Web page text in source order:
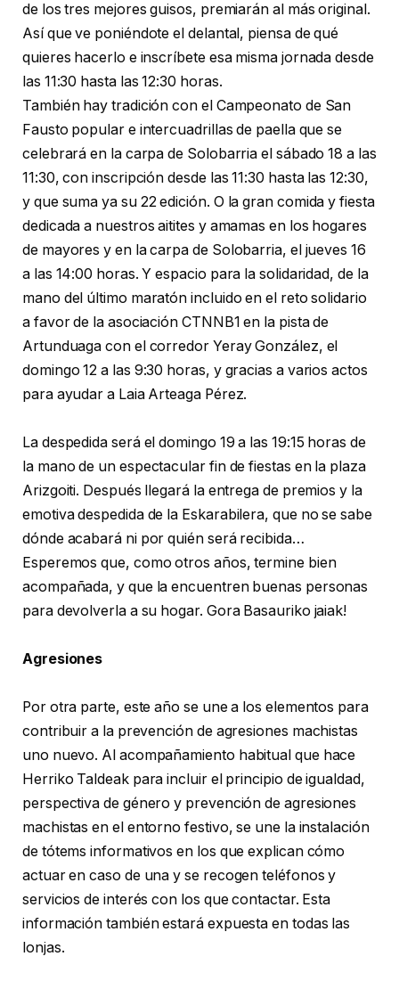
de los tres mejores guisos, premiarán al más original.
Así que ve poniéndote el delantal, piensa de qué
quieres hacerlo e inscríbete esa misma jornada desde
las 11:30 hasta las 12:30 horas.
También hay tradición con el Campeonato de San
Fausto popular e intercuadrillas de paella que se
celebrará en la carpa de Solobarria el sábado 18 a las
11:30, con inscripción desde las 11:30 hasta las 12:30,
y que suma ya su 22 edición. O la gran comida y fiesta
dedicada a nuestros aitites y amamas en los hogares
de mayores y en la carpa de Solobarria, el jueves 16
a las 14:00 horas. Y espacio para la solidaridad, de la
mano del último maratón incluido en el reto solidario
a favor de la asociación CTNNB1 en la pista de
Artunduaga con el corredor Yeray González, el
domingo 12 a las 9:30 horas, y gracias a varios actos
para ayudar a Laia Arteaga Pérez.
La despedida será el domingo 19 a las 19:15 horas de
la mano de un espectacular fin de fiestas en la plaza
Arizgoiti. Después llegará la entrega de premios y la
emotiva despedida de la Eskarabilera, que no se sabe
dónde acabará ni por quién será recibida…
Esperemos que, como otros años, termine bien
acompañada, y que la encuentren buenas personas
para devolverla a su hogar. Gora Basauriko jaiak!
Agresiones
Por otra parte, este año se une a los elementos para
contribuir a la prevención de agresiones machistas
uno nuevo. Al acompañamiento habitual que hace
Herriko Taldeak para incluir el principio de igualdad,
perspectiva de género y prevención de agresiones
machistas en el entorno festivo, se une la instalación
de tótems informativos en los que explican cómo
actuar en caso de una y se recogen teléfonos y
servicios de interés con los que contactar. Esta
información también estará expuesta en todas las
lonjas.